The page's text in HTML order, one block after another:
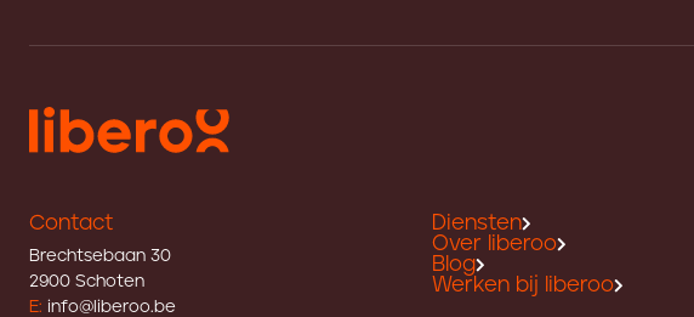
Contact
Brechtsebaan 30
2900 Schoten
E: info@liberoo.be
Diensten
Over liberoo
Blog
Werken bij liberoo